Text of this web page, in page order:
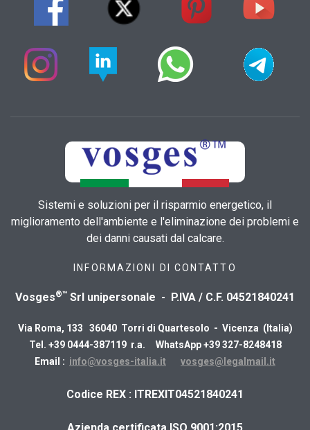
Sistemi e soluzioni per il risparmio energetico, il
miglioramento dell'ambiente e l'eliminazione dei problemi e
dei danni causati dal calcare.
INFORMAZIONI DI CONTATTO
Vosges®™ Srl unipersonale - P.IVA / C.F. 04521840241
Via Roma, 133 36040 Torri di Quartesolo - Vicenza (Italia)
Tel. +39 0444-387119 r.a. WhatsApp +39 327-8248418
Email : info@vosges-italia.it vosges@legalmail.it
​Codice REX : ITREXIT04521840241